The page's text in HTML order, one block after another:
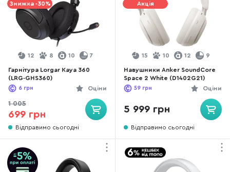
Знижка -30%
12 8 10 7
Гарнітура Lorgar Kaya 360
(LRG-GHS360)
Оціни
6 грн
1 005
699 грн
Відправимо сьогодні
Акція
15 10 12 9
Навушники Anker SoundCore
Space 2 White (D1402G21)
Оціни
59 грн
5 999 грн
Відправимо сьогодні